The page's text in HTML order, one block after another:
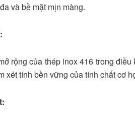
và bề mặt mịn màng.
rộng của thép inox 416 trong
xét tính bền vững của tính chất cơ